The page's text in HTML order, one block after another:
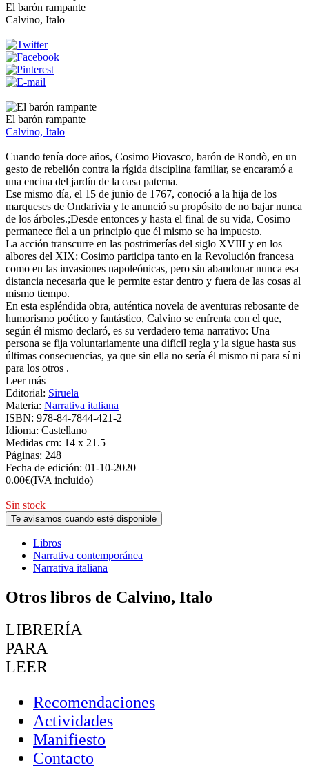
El barón rampante
Calvino, Italo
El barón rampante
Calvino, Italo
Cuando tenía doce años, Cosimo Piovasco, barón de Rondò, en un
gesto de rebelión contra la rígida disciplina familiar, se encaramó a
una encina del jardín de la casa paterna.
Ese mismo día, el 15 de junio de 1767, conoció a la hija de los
marqueses de Ondarivia y le anunció su propósito de no bajar nunca
de los árboles.;Desde entonces y hasta el final de su vida, Cosimo
permanece fiel a un principio que él mismo se ha impuesto.
La acción transcurre en las postrimerías del siglo XVIII y en los
albores del XIX: Cosimo participa tanto en la Revolución francesa
como en las invasiones napoleónicas, pero sin abandonar nunca esa
distancia necesaria que le permite estar dentro y fuera de las cosas al
mismo tiempo.
En esta espléndida obra, auténtica novela de aventuras rebosante de
humorismo poético y fantástico, Calvino se enfrenta con el que,
según él mismo declaró, es su verdadero tema narrativo: Una
persona se fija voluntariamente una difícil regla y la sigue hasta sus
últimas consecuencias, ya que sin ella no sería él mismo ni para sí ni
para los otros .
Leer más
Editorial: Siruela
Materia: Narrativa italiana
ISBN: 978-84-7844-421-2
Idioma: Castellano
Medidas cm: 14 x 21.5
Páginas: 248
Fecha de edición: 01-10-2020
0.00€(IVA incluido)
Sin stock
Te avisamos cuando esté disponible
Libros
Narrativa contemporánea
Narrativa italiana
Otros libros de Calvino, Italo
LIBRERÍA
PARA
LEER
Recomendaciones
Actividades
Manifiesto
Contacto